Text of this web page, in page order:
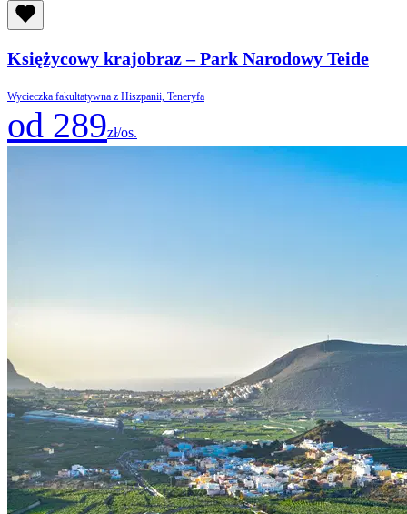
Księżycowy krajobraz – Park Narodowy Teide
Wycieczka fakultatywna z Hiszpanii, Teneryfa
od 289zł/os.